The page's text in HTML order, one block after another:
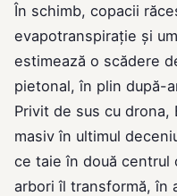
În schimb, copacii
evapotranspiraţie şi
estimează o scădere
pietonal, în plin după-
Privit de sus cu drona,
masiv în ultimul
ce taie în două centrul
arbori îl transformă, în